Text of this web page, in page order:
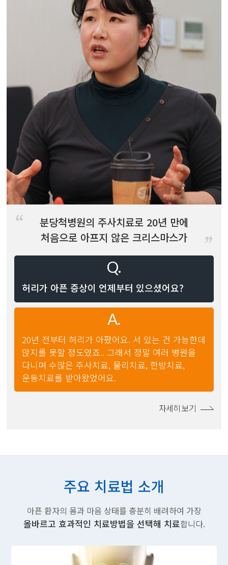
분당척병원의 주사치료로 20년 만에
처음으로 아프지 않은 크리스마스가
왔습니다.
허리가 아픈 증상이 언제부터 있으셨어요?
20년 전부터 허리가 아팠어요. 서 있는 건 가능한데
앉지를 못할 정도였죠.. 그래서 정말 여러 병원을
다니며 수많은 주사치료, 물리치료, 한방치료,
운동치료를 받아왔었어요.
자세히 보기
주요 치료법 소개
아픈 환자의 몸과 마음 상태를 충분히 배려하여 가장
올바르고 효과적인 치료방법을 선택해 치료합니다.